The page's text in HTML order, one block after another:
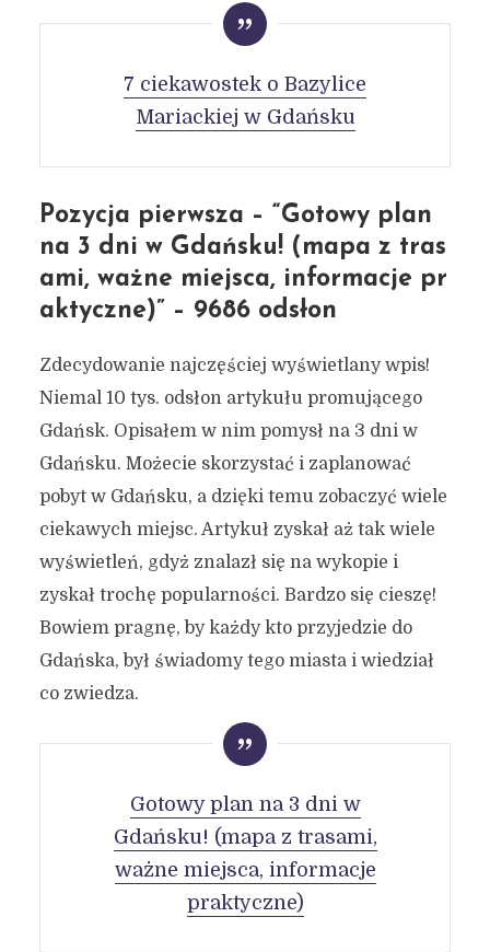
7 ciekawostek o Bazylice
Mariackiej w Gdańsku
Pozycja pierwsza – “Gotowy plan
na 3 dni w Gdańsku! (mapa z tras
ami, ważne miejsca, informacje pr
aktyczne)” – 9686 odsłon
Zdecydowanie najczęściej wyświetlany wpis!
Niemal 10 tys. odsłon artykułu promującego
Gdańsk. Opisałem w nim pomysł na 3 dni w
Gdańsku. Możecie skorzystać i zaplanować
pobyt w Gdańsku, a dzięki temu zobaczyć wiele
ciekawych miejsc. Artykuł zyskał aż tak wiele
wyświetleń, gdyż znalazł się na wykopie i
zyskał trochę popularności. Bardzo się cieszę!
Bowiem pragnę, by każdy kto przyjedzie do
Gdańska, był świadomy tego miasta i wiedział
co zwiedza.
Gotowy plan na 3 dni w
Gdańsku! (mapa z trasami,
ważne miejsca, informacje
praktyczne)